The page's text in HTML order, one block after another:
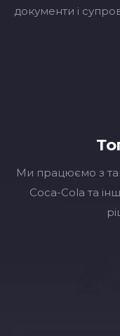
документи і
Ми працюємо з
Coca-Cola та